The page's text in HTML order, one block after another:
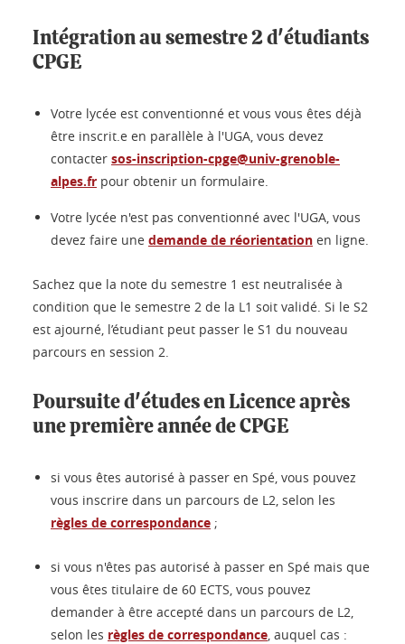
Intégration au semestre 2 d'étudiants
CPGE
Votre lycée est conventionné et vous vous êtes déjà
être inscrit.e en parallèle à l'UGA, vous devez
contacter sos-inscription-cpge@univ-grenoble-
alpes.fr pour obtenir un formulaire.
Votre lycée n'est pas conventionné avec l'UGA, vous
devez faire une demande de réorientation en ligne.
Sachez que la note du semestre 1 est neutralisée à
condition que le semestre 2 de la L1 soit validé. Si le S2
est ajourné, l’étudiant peut passer le S1 du nouveau
parcours en session 2.
Poursuite d'études en Licence après
une première année de CPGE
si vous êtes autorisé à passer en Spé, vous pouvez
vous inscrire dans un parcours de L2, selon les
règles de correspondance ;
si vous n'êtes pas autorisé à passer en Spé mais que
vous êtes titulaire de 60 ECTS, vous pouvez
demander à être accepté dans un parcours de L2,
selon les règles de correspondance, auquel cas :